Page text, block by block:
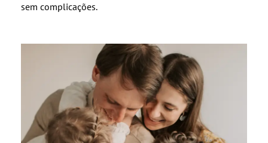
sem complicações.